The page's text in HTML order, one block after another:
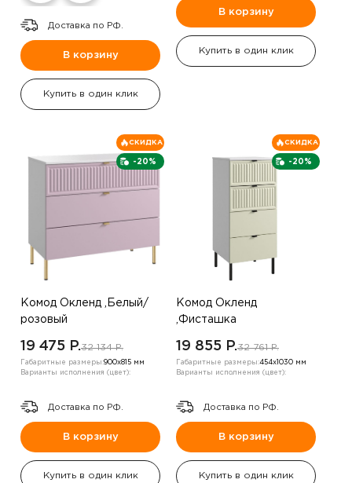
Доставка по РФ.
В корзину
Купить в один клик
В корзину
Купить в один клик
-20%
СКИДКА
Комод Окленд ,Белый/
розовый
19 475 P.32 134 P.
Габаритные размеры:900х815 мм
Варианты исполнения (цвет):
Доставка по РФ.
В корзину
Купить в один клик
-20%
СКИДКА
Комод Окленд
,Фисташка
19 855 P.32 761 P.
Габаритные размеры:454х1030 мм
Варианты исполнения (цвет):
Доставка по РФ.
В корзину
Купить в один клик